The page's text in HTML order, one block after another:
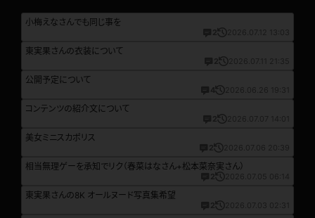
小梅えなさんでも同じ事を
2 2026.07.12 13:03
東実果さんの衣装について
2 2026.07.11 21:35
公開予定について
4 2026.06.26 19:31
コンテンツの紹介文について
2 2026.07.07 14:01
美女ミニスカポリス
2 2026.07.06 20:39
相当無理ゲーを承知でリク（春菜はなさん+松本菜奈実さん）
2 2026.07.05 06:14
東実果さんの8K オールヌード写真集希望
2 2026.07.03 02:31